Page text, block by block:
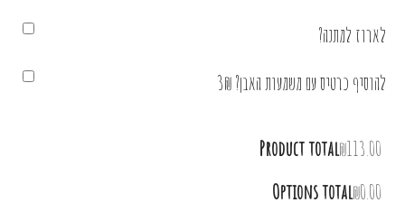
לארוז למתנה?
להוסיף כרטיס עם משמעות האבן? 3₪
Product total₪113.00
Options total₪0.00